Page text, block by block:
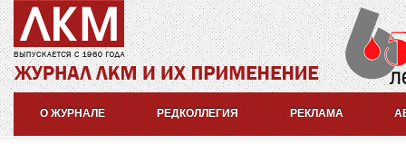
О ЖУРНАЛЕ РЕДКОЛЛЕГИЯ РЕКЛАМА